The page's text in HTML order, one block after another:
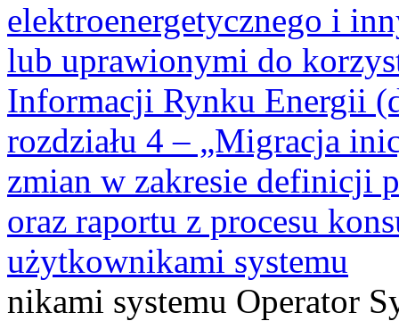
elektroenergetycznego i
lub uprawionymi do
Informacji Rynku Energii
rozdziału 4 – „Migracja
zmian w zakresie definicji
oraz raportu z procesu
użytkownikami systemu
nikami systemu Operator